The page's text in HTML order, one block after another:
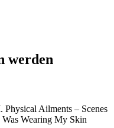
werden
Physical Ailments – Scenes
Wearing My Skin